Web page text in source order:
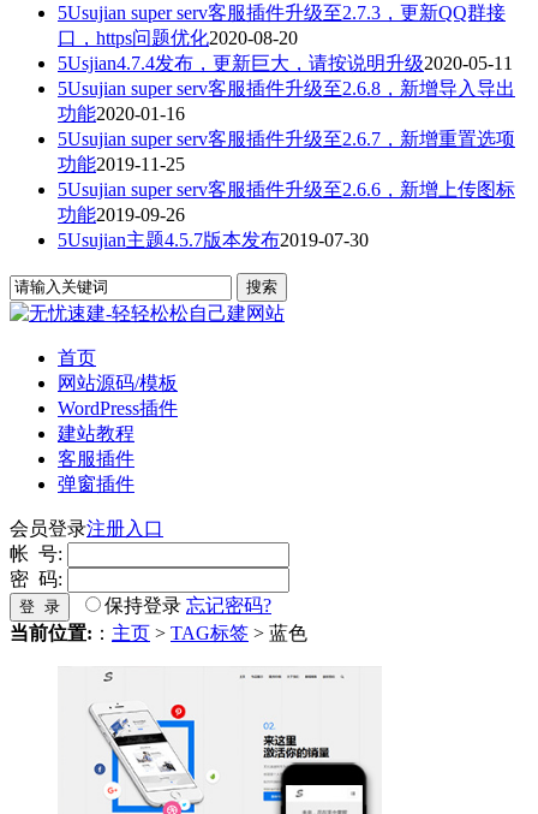
5Usujian super serv客服插件升级至2.7.3，更新QQ群接
口，https问题优化2020-08-20
5Usjian4.7.4发布，更新巨大，请按说明升级2020-05-11
5Usujian super serv客服插件升级至2.6.8，新增导入导出
功能2020-01-16
5Usujian super serv客服插件升级至2.6.7，新增重置选项
功能2019-11-25
5Usujian super serv客服插件升级至2.6.6，新增上传图标
功能2019-09-26
5Usujian主题4.5.7版本发布2019-07-30
首页
网站源码/模板
WordPress插件
建站教程
客服插件
弹窗插件
会员登录注册入口
帐 号:
密 码:
登 录 保持登录 忘记密码?
当前位置: ： 主页 > TAG标签 > 蓝色